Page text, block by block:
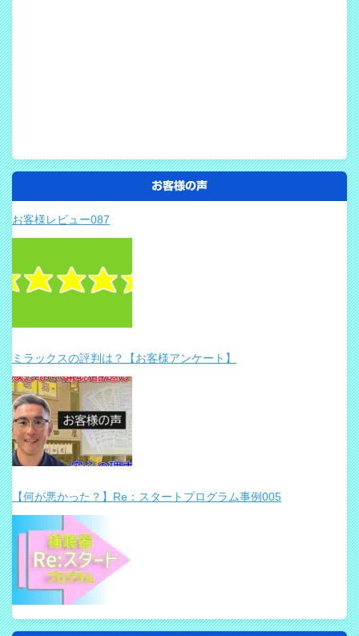
お客様の声
お客様レビュー087
ミラックスの評判は？【お客様アンケート】
【何が悪かった？】Re：スタートプログラム事例005